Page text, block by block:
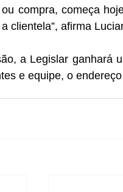
compra, começa
clientela”, afirma
a Legislar ganhará
e equipe, o